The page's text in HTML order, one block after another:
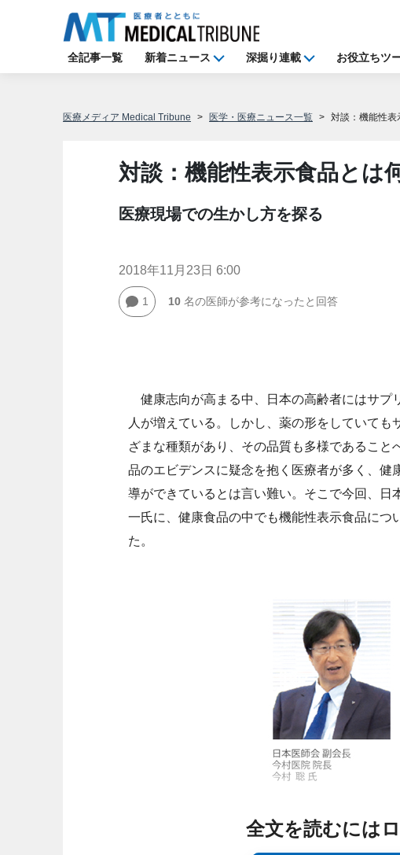
全記事一覧 新着ニュース 深掘り連載 お役立ちツ
医療メディア Medical Tribune 医学・医療ニュース一覧 対談：機能性表
対談：機能性表示食品とは
医療現場での生かし方を探る
2018年11月23日 6:00
1 10名の医師が参考になったと回答
健康志向が高まる中、日本の高齢者にはサプ
人が増えている。しかし、薬の形をしていて
ざまな種類があり、その品質も多様であるこ
品のエビデンスに疑念を抱く医療者が多く、
導ができているとは言い難い。そこで今回、
一氏に、健康食品の中でも機能性表示食品につ
た。
全文を読むには